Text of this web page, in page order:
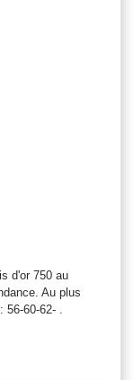
d'or 750 au
Au plus
56-60-62- .